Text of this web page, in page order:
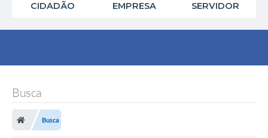
CIDADÃO EMPRESA SERVIDOR
Busca
Busca